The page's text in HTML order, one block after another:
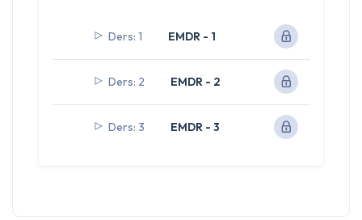
Ders: 1 EMDR - 1
Ders: 2 EMDR - 2
Ders: 3 EMDR - 3